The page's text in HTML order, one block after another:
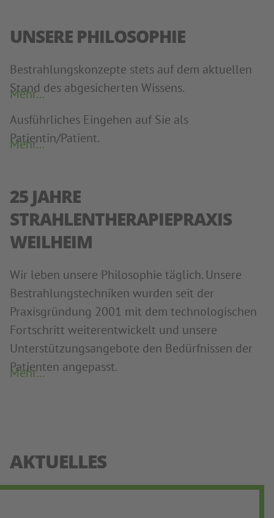
UNSERE PHILOSOPHIE
Bestrahlungskonzepte stets auf dem aktuellen
Stand des abgesicherten Wissens.
Mehr...
Ausführliches Eingehen auf Sie als
Patientin/Patient.
Mehr...
25 JAHRE
STRAHLENTHERAPIEPRAXIS
WEILHEIM
Wir leben unsere Philosophie täglich. Unsere
Bestrahlungstechniken wurden seit der
Praxisgründung 2001 mit dem technologischen
Fortschritt weiterentwickelt und unsere
Unterstützungsangebote den Bedürfnissen der
Patienten angepasst.
Mehr...
AKTUELLES